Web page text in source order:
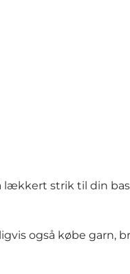
strik til din
også købe garn,